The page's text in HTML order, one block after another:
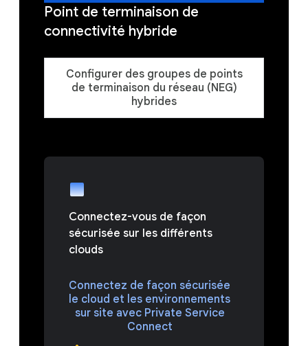
Point de terminaison de
connectivité hybride
Configurer des groupes de points
de terminaison du réseau (NEG)
hybrides
Connectez-vous de façon
sécurisée sur les différents
clouds
Connectez de façon sécurisée
le cloud et les environnements
sur site avec Private Service
Connect